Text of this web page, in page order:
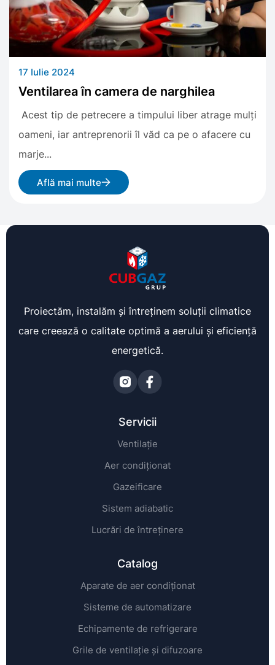
17 Iulie 2024
Ventilarea în camera de narghilea
Acest tip de petrecere a timpului liber atrage mulți
oameni, iar antreprenorii îl văd ca pe o afacere cu
marje...
Află mai multe
Proiectăm, instalăm și întreținem soluții climatice
care creează o calitate optimă a aerului și eficiență
energetică.
Servicii
Ventilație
Aer condiționat
Gazeificare
Sistem adiabatic
Lucrări de întreținere
Catalog
Aparate de aer condiționat
Sisteme de automatizare
Echipamente de refrigerare
Grile de ventilație și difuzoare